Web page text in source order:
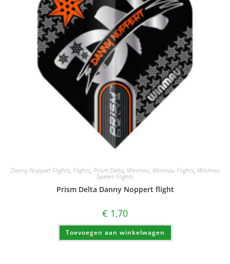
Danny Noppert Flights, Flights, Prism Delta, Winmau, Winmau Flights, Winmau
Spelers Flights
Prism Delta Danny Noppert flight
€ 1,70
Toevoegen aan winkelwagen